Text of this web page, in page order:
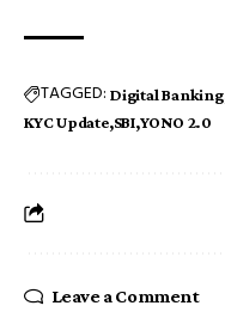
TAGGED: Digital Banking
KYC Update SBI YONO 2.0
Leave a Comment